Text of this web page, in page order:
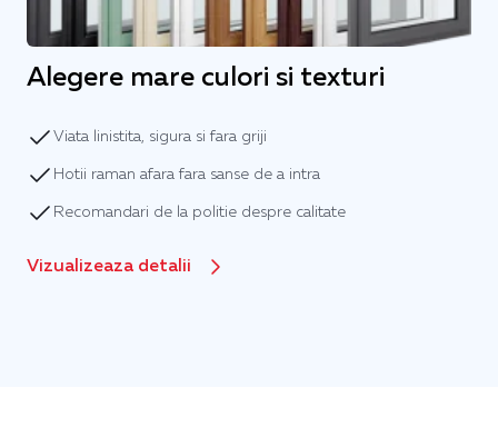
Alegere mare culori si texturi
Viata linistita, sigura si fara griji
Hotii raman afara fara sanse de a intra
Recomandari de la politie despre calitate
Vizualizeaza detalii